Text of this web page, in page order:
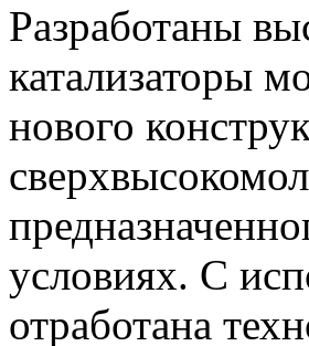
Разработаны
катализаторы
нового
условиях. С
отработана